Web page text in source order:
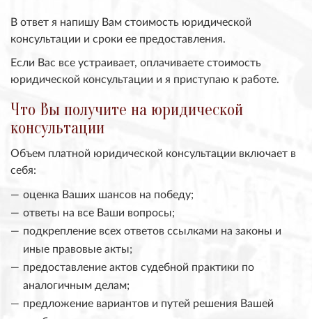
В ответ я напишу Вам стоимость юридической
консультации и сроки ее предоставления.
Если Вас все устраивает, оплачиваете стоимость
юридической консультации и я приступаю к работе.
Что Вы получите на юридической
консультации
Объем платной юридической консультации включает в
себя:
оценка Ваших шансов на победу;
ответы на все Ваши вопросы;
подкрепление всех ответов ссылками на законы и
иные правовые акты;
предоставление актов судебной практики по
аналогичным делам;
предложение вариантов и путей решения Вашей